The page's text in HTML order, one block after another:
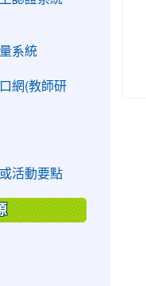
系統
網(教師研
活動要點